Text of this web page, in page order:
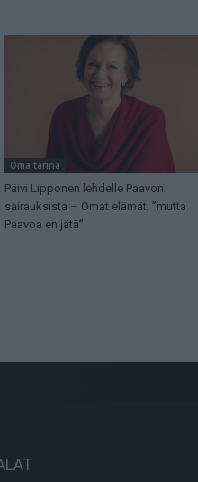
Oma tarina
Päivi Lipponen lehdelle Paavon
sairauksista – Omat elämät, ”mutta
Paavoa en jätä”